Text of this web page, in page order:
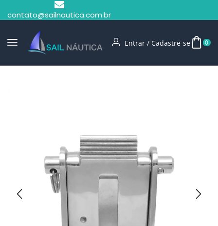
contato@sailnautica.com.br
Entrar / Cadastre-se 0